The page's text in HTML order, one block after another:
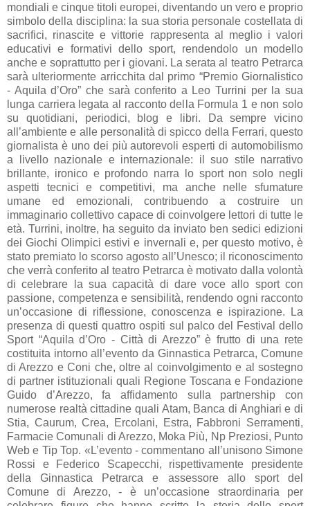
mondiali e cinque titoli europei, diventando un vero e proprio
simbolo della disciplina: la sua storia personale costellata di
sacrifici, rinascite e vittorie rappresenta al meglio i valori
educativi e formativi dello sport, rendendolo un modello
anche e soprattutto per i giovani. La serata al teatro Petrarca
sarà ulteriormente arricchita dal primo “Premio Giornalistico
- Aquila d’Oro” che sarà conferito a Leo Turrini per la sua
lunga carriera legata al racconto della Formula 1 e non solo
su quotidiani, periodici, blog e libri. Da sempre vicino
all’ambiente e alle personalità di spicco della Ferrari, questo
giornalista è uno dei più autorevoli esperti di automobilismo
a livello nazionale e internazionale: il suo stile narrativo
brillante, ironico e profondo narra lo sport non solo negli
aspetti tecnici e competitivi, ma anche nelle sfumature
umane ed emozionali, contribuendo a costruire un
immaginario collettivo capace di coinvolgere lettori di tutte le
età. Turrini, inoltre, ha seguito da inviato ben sedici edizioni
dei Giochi Olimpici estivi e invernali e, per questo motivo, è
stato premiato lo scorso agosto all’Unesco; il riconoscimento
che verrà conferito al teatro Petrarca è motivato dalla volontà
di celebrare la sua capacità di dare voce allo sport con
passione, competenza e sensibilità, rendendo ogni racconto
un’occasione di riflessione, conoscenza e ispirazione. La
presenza di questi quattro ospiti sul palco del Festival dello
Sport “Aquila d’Oro - Città di Arezzo” è frutto di una rete
costituita intorno all’evento da Ginnastica Petrarca, Comune
di Arezzo e Coni che, oltre al coinvolgimento e al sostegno
di partner istituzionali quali Regione Toscana e Fondazione
Guido d’Arezzo, fa affidamento sulla partnership con
numerose realtà cittadine quali Atam, Banca di Anghiari e di
Stia, Caurum, Crea, Ercolani, Estra, Fabbroni Serramenti,
Farmacie Comunali di Arezzo, Moka Più, Np Preziosi, Punto
Web e Tip Top. «L’evento - commentano all’unisono Simone
Rossi e Federico Scapecchi, rispettivamente presidente
della Ginnastica Petrarca e assessore allo sport del
Comune di Arezzo, - è un’occasione straordinaria per